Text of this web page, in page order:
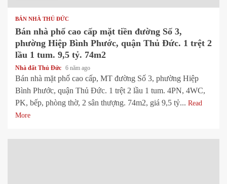
BÁN NHÀ THỦ ĐỨC
Bán nhà phố cao cấp mặt tiền đường Số 3,
phường Hiệp Bình Phước, quận Thủ Đức. 1 trệt 2
lầu 1 tum. 9,5 tỷ. 74m2
Nhà đất Thủ Đức 6 năm ago
Bán nhà mặt phố cao cấp, MT đường Số 3, phường Hiệp
Bình Phước, quận Thủ Đức. 1 trệt 2 lầu 1 tum. 4PN, 4WC,
PK, bếp, phòng thờ, 2 sân thượng. 74m2, giá 9,5 tỷ... Read
More